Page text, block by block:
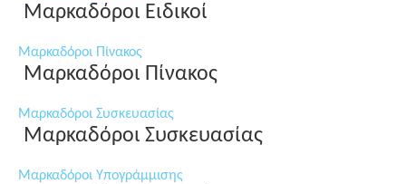
Μαρκαδόροι Ειδικοί
Μαρκαδόροι Πίνακος
Μαρκαδόροι Πίνακος
Μαρκαδόροι Συσκευασίας
Μαρκαδόροι Συσκευασίας
Μαρκαδόροι Υπογράμμισης